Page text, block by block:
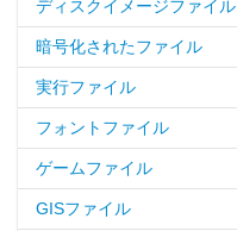
ディスクイメージファイル
暗号化されたファイル
実行ファイル
フォントファイル
ゲームファイル
GISファイル